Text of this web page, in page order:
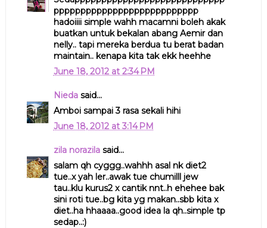
ppppppppppppppppppppppppppp
hadoiiii simple wahh macamni boleh akak
buatkan untuk bekalan abang Aemir dan
nelly.. tapi mereka berdua tu berat badan
maintain.. kenapa kita tak ekk heehhe
June 18, 2012 at 2:34 PM
Niedasaid...
Amboi sampai 3 rasa sekali hihi
June 18, 2012 at 3:14 PM
zila norazilasaid...
salam qh cyggg..wahhh asal nk diet2
tue..x yah ler..awak tue chumilll jew
tau..klu kurus2 x cantik nnt..h ehehee bak
sini roti tue..bg kita yg makan..sbb kita x
diet..ha hhaaaa..good idea la qh..simple tp
sedap..:)